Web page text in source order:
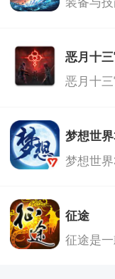
武，单挑BOSS，
v1.310.0 1.27 MB
梦幻西游2工具箱
v3.2 安卓版 1.27
梦幻西游迷你版
v1.404.0 1.96 MB
恶月十
梦想世
征途